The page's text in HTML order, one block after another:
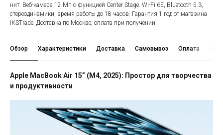
нит. Веб-камера 12 Мп с функцией Center Stage. Wi-Fi 6E, Bluetooth 5.3,
стереодинамики, время работы до 18 часов. Гарантия 1 год от магазина
IKSTrade. Доставка по Москве, оплата при получении.
Обзор Характеристики Доставка Самовывоз Оплата
Apple MacBook Air 15” (M4, 2025): Простор для творчества
и продуктивности